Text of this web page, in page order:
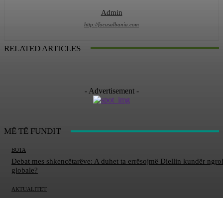
Admin
http://focusalbania.com
RELATED ARTICLES
- Advertisement -
MË TË FUNDIT
BOTA
Debat mes shkencëtarëve: A duhet ta errësojmë Diellin kundër
globale?
AKTUALITET